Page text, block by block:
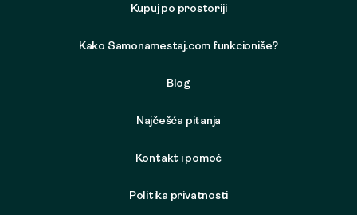
Kupuj po prostoriji
Kako Samonamestaj.com funkcioniše?
Blog
Najčešća pitanja
Kontakt i pomoć
Politika privatnosti